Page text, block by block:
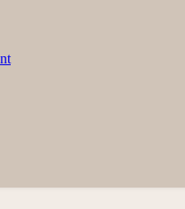
ก ต.พระปฐมเจดีย์ อ.เมืองนค